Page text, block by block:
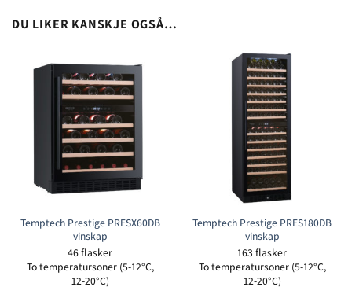
DU LIKER KANSKJE OGSÅ…
Temptech Prestige PRESX60DB
vinskap
46 flasker
To temperatursoner (5-12°C,
12-20°C)
Temptech Prestige PRES180DB
vinskap
163 flasker
To temperatursoner (5-12°C,
12-20°C)